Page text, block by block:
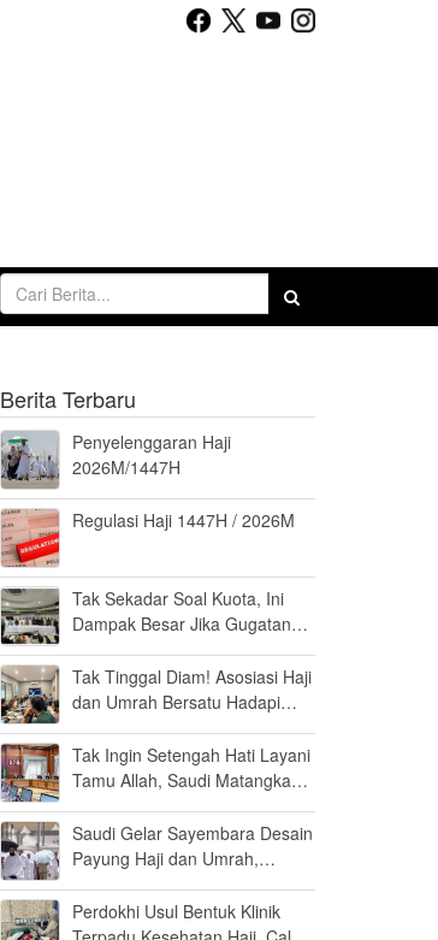
Berita Terbaru
Penyelenggaran Haji
2026M/1447H
Regulasi Haji 1447H / 2026M
Tak Sekadar Soal Kuota, Ini
Dampak Besar Jika Gugatan
Tak Tinggal Diam! Asosiasi Haji
dan Umrah Bersatu Hadapi
Persen di MK
Tak Ingin Setengah Hati Layani
Tamu Allah, Saudi Matangkan
Saudi Gelar Sayembara Desain
Payung Haji dan Umrah,
Berpartisipasi
Perdokhi Usul Bentuk Klinik